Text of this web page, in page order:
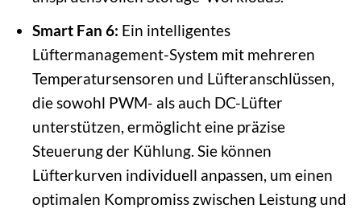
Smart Fan 6: Ein intelligentes
Lüftermanagement-System mit mehreren
Temperatursensoren und Lüfteranschlüssen,
die sowohl PWM- als auch DC-Lüfter
unterstützen, ermöglicht eine präzise
Steuerung der Kühlung. Sie können
Lüfterkurven individuell anpassen, um einen
optimalen Kompromiss zwischen Leistung und